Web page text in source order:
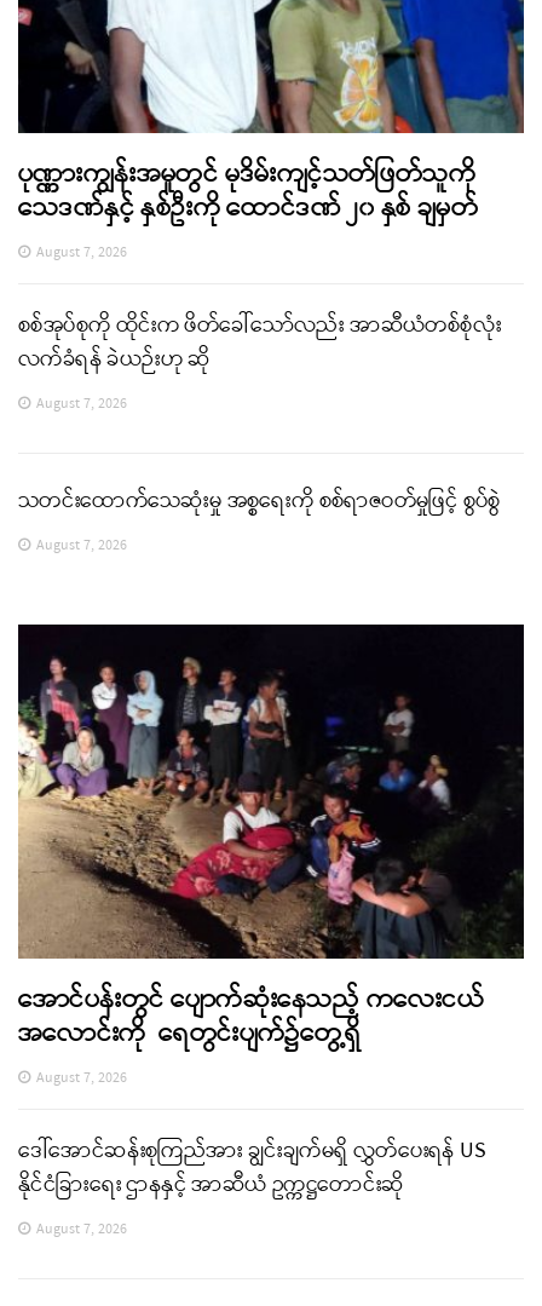
ပုဏ္ဏားကျွန်းအမှုတွင် မုဒိမ်းကျင့်သတ်ဖြတ်သူကို
သေဒဏ်နှင့် နှစ်ဦးကို ထောင်ဒဏ် ၂၀ နှစ် ချမှတ်
August 7, 2026
စစ်အုပ်စုကို ထိုင်းက ဖိတ်ခေါ်သော်လည်း အာဆီယံတစ်စုံလုံး
လက်ခံရန် ခဲယဉ်းဟု ဆို
August 7, 2026
သတင်းထောက်သေဆုံးမှု အစ္စရေးကို စစ်ရာဇဝတ်မှုဖြင့် စွပ်စွဲ
August 7, 2026
အောင်ပန်းတွင် ပျောက်ဆုံးနေသည့် ကလေးငယ်
အလောင်းကို ရေတွင်းပျက်၌တွေ့ရှိ
August 7, 2026
ဒေါ်အောင်ဆန်းစုကြည်အား ချွင်းချက်မရှိ လွှတ်ပေးရန် US
နိုင်ငံခြားရေး ဌာနနှင့် အာဆီယံ ဥက္ကဋ္ဌတောင်းဆို
August 7, 2026